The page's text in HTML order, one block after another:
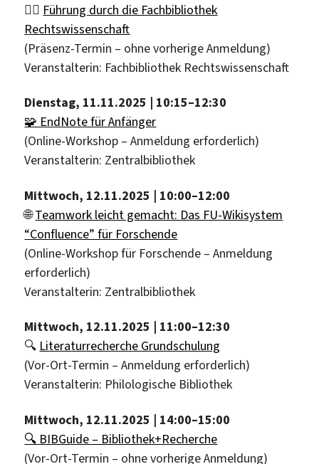
🏃‍♂️ Führung durch die Fachbibliothek
Rechtswissenschaft
(Präsenz-Termin – ohne vorherige Anmeldung)
Veranstalterin: Fachbibliothek Rechtswissenschaft
Dienstag, 11.11.2025 | 10:15–12:30
🧩 EndNote für Anfänger
(Online-Workshop – Anmeldung erforderlich)
Veranstalterin: Zentralbibliothek
Mittwoch, 12.11.2025 | 10:00–12:00
🌐Teamwork leicht gemacht: Das FU-Wikisystem
“Confluence” für Forschende
(Online-Workshop für Forschende – Anmeldung
erforderlich)
Veranstalterin: Zentralbibliothek
Mittwoch, 12.11.2025 | 11:00–12:30
🔍 Literaturrecherche Grundschulung
(Vor-Ort-Termin – Anmeldung erforderlich)
Veranstalterin: Philologische Bibliothek
Mittwoch, 12.11.2025 | 14:00–15:00
🔍 BIBGuide – Bibliothek+Recherche
(Vor-Ort-Termin – ohne vorherige Anmeldung)